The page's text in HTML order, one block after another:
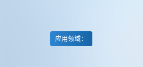
应用领域：